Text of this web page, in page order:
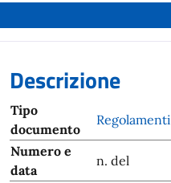
Descrizione
Tipo
documento
Regolamenti
Numero e
data
n. del